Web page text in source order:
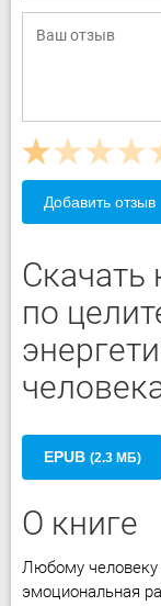
Добавить отзыв
Скачать
по
EPUB (2.3 МБ)
О книге
Любому человеку
эмоциональная